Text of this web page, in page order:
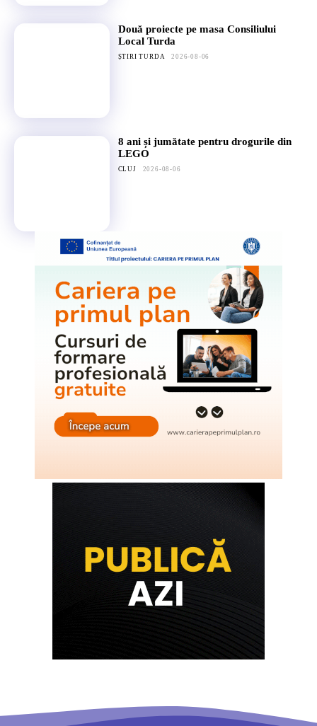
Două proiecte pe masa Consiliului
Local Turda
ȘTIRI TURDA 2026-08-06
8 ani și jumătate pentru drogurile din
LEGO
CLUJ 2026-08-06